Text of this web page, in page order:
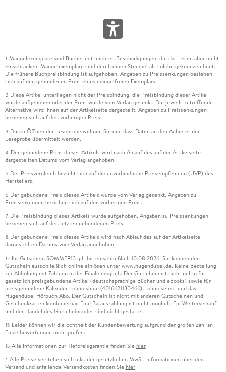
1 Mängelexemplare sind Bücher mit leichten Beschädigungen, die das Lesen aber nicht
einschränken. Mängelexemplare sind durch einen Stempel als solche gekennzeichnet.
Die frühere Buchpreisbindung ist aufgehoben. Angaben zu Preissenkungen beziehen
sich auf den gebundenen Preis eines mangelfreien Exemplars.
2 Diese Artikel unterliegen nicht der Preisbindung, die Preisbindung dieser Artikel
wurde aufgehoben oder der Preis wurde vom Verlag gesenkt. Die jeweils zutreffende
Alternative wird Ihnen auf der Artikelseite dargestellt. Angaben zu Preissenkungen
beziehen sich auf den vorherigen Preis.
3 Durch Öffnen der Leseprobe willigen Sie ein, dass Daten an den Anbieter der
Leseprobe übermittelt werden.
4 Der gebundene Preis dieses Artikels wird nach Ablauf des auf der Artikelseite
dargestellten Datums vom Verlag angehoben.
5 Der Preisvergleich bezieht sich auf die unverbindliche Preisempfehlung (UVP) des
Herstellers.
6 Der gebundene Preis dieses Artikels wurde vom Verlag gesenkt. Angaben zu
Preissenkungen beziehen sich auf den vorherigen Preis.
7 Die Preisbindung dieses Artikels wurde aufgehoben. Angaben zu Preissenkungen
beziehen sich auf den letzten gebundenen Preis.
8 Der gebundene Preis dieses Artikels wird nach Ablauf des auf der Artikelseite
dargestellten Datums vom Verlag angehoben.
12 Ihr Gutschein SOMMER13 gilt bis einschließlich 10.08.2026. Sie können den
Gutschein ausschließlich online einlösen unter www.hugendubel.de. Keine Bestellung
zur Abholung mit Zahlung in der Filiale möglich. Der Gutschein ist nicht gültig für
gesetzlich preisgebundene Artikel (deutschsprachige Bücher und eBooks) sowie für
preisgebundene Kalender, tolino shine (4016621130466), tolino select und das
Hugendubel Hörbuch Abo. Der Gutschein ist nicht mit anderen Gutscheinen und
Geschenkkarten kombinierbar. Eine Barauszahlung ist nicht möglich. Ein Weiterverkauf
und der Handel des Gutscheincodes sind nicht gestattet.
15 Leider können wir die Echtheit der Kundenbewertung aufgrund der großen Zahl an
Einzelbewertungen nicht prüfen.
16 Alle Informationen zur Tiefpreisgarantie finden Sie hier
* Alle Preise verstehen sich inkl. der gesetzlichen MwSt. Informationen über den
Versand und anfallende Versandkosten finden Sie hier